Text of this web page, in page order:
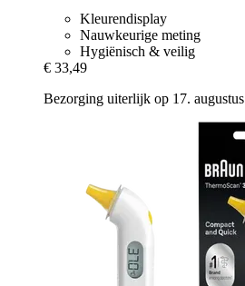
Kleurendisplay
Nauwkeurige meting
Hygiënisch & veilig
€ 33,49
Bezorging uiterlijk op 17. augustus